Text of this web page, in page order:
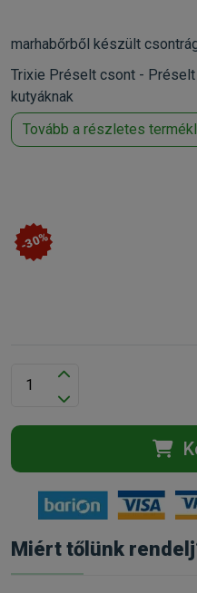
marhabőrből készült
Trixie Préselt csont -
kutyáknak
Tovább a részletes
-30%
Miért tőlünk